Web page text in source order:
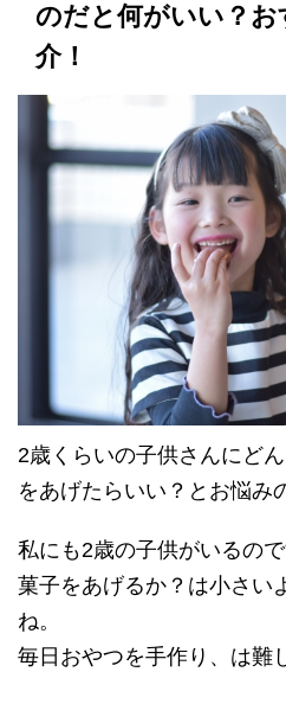
のだと何がいい？
介！
2歳くらいの子供さんにど
をあげたらいい？とお悩み
私にも2歳の子供がいるの
菓子をあげるか？は小さい
ね。
毎日おやつを手作り、は難